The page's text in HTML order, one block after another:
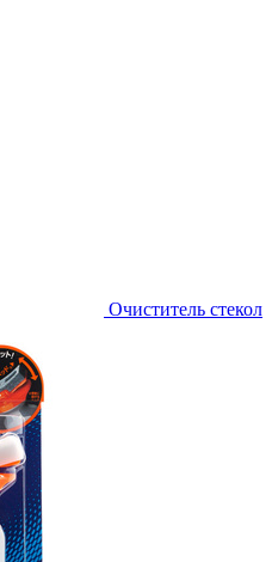
Очиститель стекол